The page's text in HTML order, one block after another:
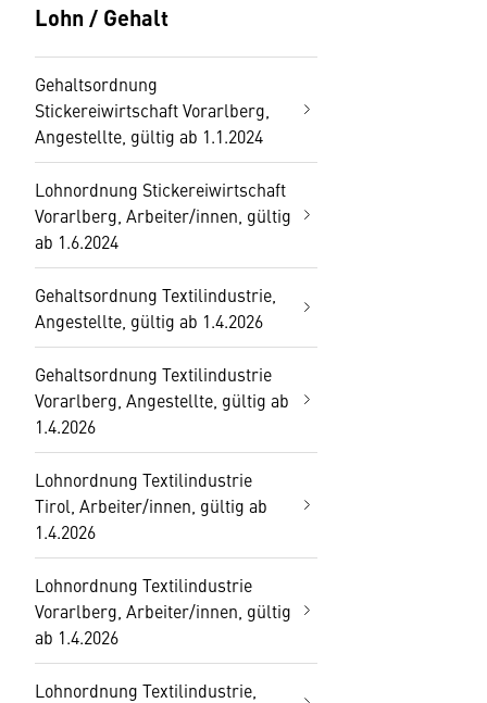
Lohn / Gehalt
Gehaltsordnung
Stickereiwirtschaft Vorarlberg,
Angestellte, gültig ab 1.1.2024
Lohnordnung Stickereiwirtschaft
Vorarlberg, Arbeiter/innen, gültig
ab 1.6.2024
Gehaltsordnung Textilindustrie,
Angestellte, gültig ab 1.4.2026
Gehaltsordnung Textilindustrie
Vorarlberg, Angestellte, gültig ab
1.4.2026
Lohnordnung Textilindustrie
Tirol, Arbeiter/innen, gültig ab
1.4.2026
Lohnordnung Textilindustrie
Vorarlberg, Arbeiter/innen, gültig
ab 1.4.2026
Lohnordnung Textilindustrie,